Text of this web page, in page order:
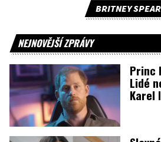
BRITNEY
NEJNOVĚJŠÍ ZPRÁVY
Princ
Lidé
Karel